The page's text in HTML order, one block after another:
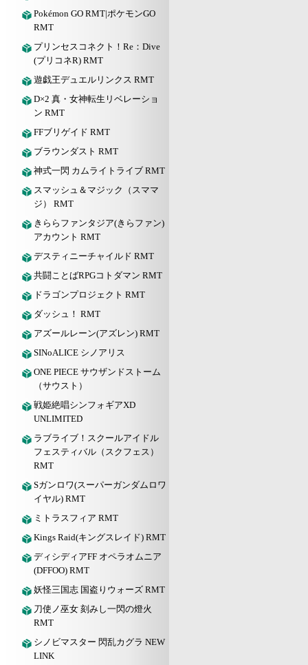
Pokémon GO RMT|ポケモンGO
RMT
プリンセスコネクト！Re：Dive
(プリコネR) RMT
遊戯王デュエルリンクス RMT
D×2 真・女神転生リベレーショ
ン RMT
FFブリゲイド RMT
ブラウンダスト RMT
神式一閃 カムライトライブ RMT
スマッシュ＆マジック（スママ
ジ） RMT
きららファンタジア(きらファン)
アカウント RMT
デスティニーチャイルド RMT
共闘ことばRPGコトダマン RMT
ドラゴンプロジェクト RMT
ダッシュ！ RMT
アズールレーン(アズレン) RMT
SINoALICE シノアリス
ONE PIECE サウザンドストーム
（サウスト）
戦姫絶唱シンフォギアXD
UNLIMITED
ラブライブ！スクールアイドル
フェスティバル（スクフェス）
RMT
Sガンロワ(スーパーガンダムロワ
イヤル) RMT
ミトラスフィア RMT
Kings Raid(キングスレイド) RMT
ディシディアFF オペラオムニア
(DFFOO) RMT
妖怪三国志 国盗りウォーズ RMT
刀使ノ巫女 刻みし一閃の燈火
RMT
シノビマスター 閃乱カグラ NEW
LINK